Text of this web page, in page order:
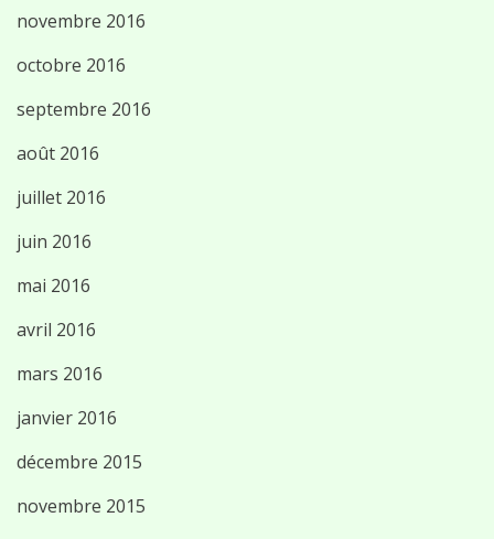
novembre 2016
octobre 2016
septembre 2016
août 2016
juillet 2016
juin 2016
mai 2016
avril 2016
mars 2016
janvier 2016
décembre 2015
novembre 2015